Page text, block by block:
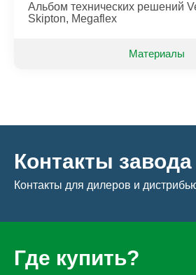
Альбом технических решений
Skipton, Megaflex
Материалы
Контакты завода
Контакты для дилеров и
Где купить?